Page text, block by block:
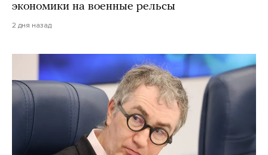
экономики на военные рельсы
2 дня назад